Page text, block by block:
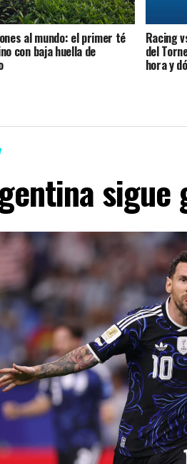
al mundo: el primer té
con baja huella de
Racing
del
hora y
sigue